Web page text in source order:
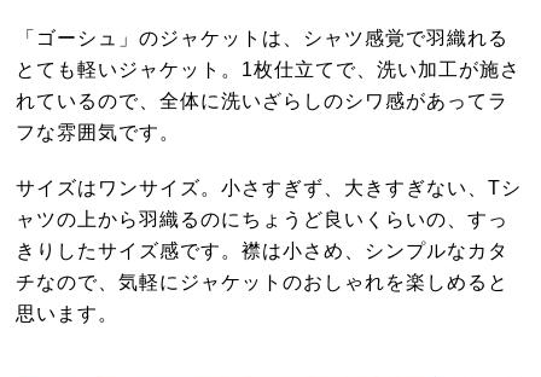
「ゴーシュ」のジャケットは、シャツ感覚で羽織れる
とても軽いジャケット。1枚仕立てで、洗い加工が施さ
れているので、全体に洗いざらしのシワ感があってラ
フな雰囲気です。
サイズはワンサイズ。小さすぎず、大きすぎない、Tシ
ャツの上から羽織るのにちょうど良いくらいの、すっ
きりしたサイズ感です。襟は小さめ、シンプルなカタ
チなので、気軽にジャケットのおしゃれを楽しめると
思います。